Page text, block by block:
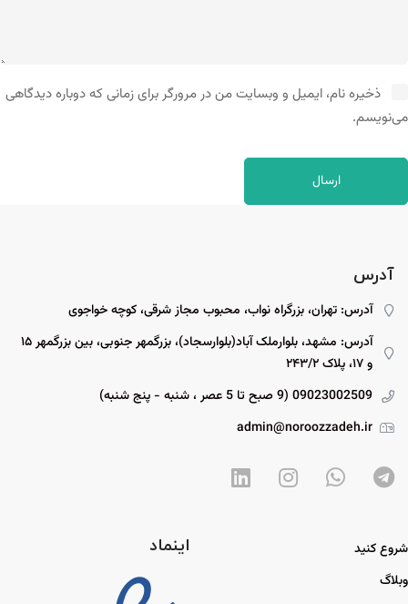
ذخیره نام، ایمیل و وبسایت من در مرورگر برای زمانی که دوباره دیدگاهی
می‌نویسم.
آدرس
آدرس: تهران، بزرگراه نواب، محبوب مجاز شرقی، کوچه خواجوی
آدرس: مشهد، بلوارملک آباد(بلوارسجاد)، بزرگمهر جنوبی، بین بزرگمهر ۱۵
و ۱۷، پلاک ۲۴۳/۲
09023002509 (9 صبح تا 5 عصر ، شنبه - پنج شنبه)
admin@noroozzadeh.ir
شروع کنید
وبلاگ
اینماد